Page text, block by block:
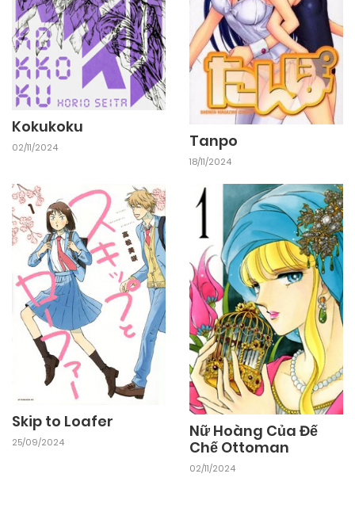
Kokukoku
02/11/2024 Tanpo
18/11/2024
Skip to Loafer
25/09/2024
Nữ Hoàng Của Đế
Chế Ottoman
02/11/2024